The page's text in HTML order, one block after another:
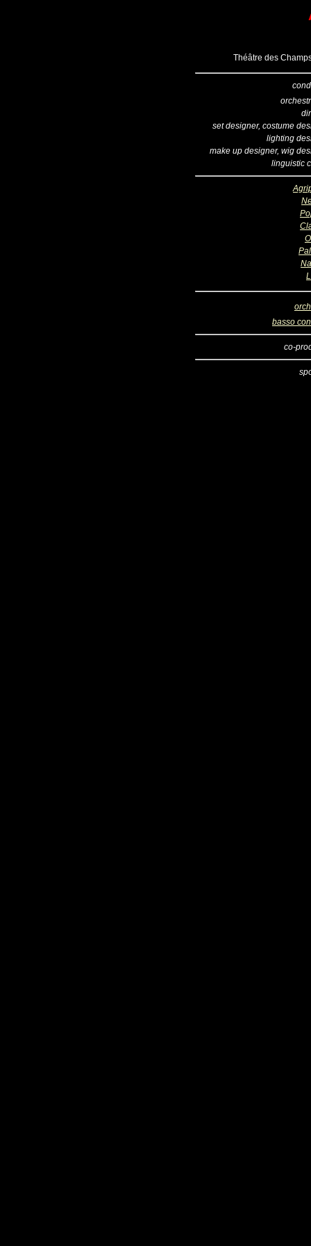
Théâtre des
set designer, costume
lighting
make up designer, wig
linguistic
basso
co-